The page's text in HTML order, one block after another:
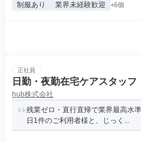
制服あり 業界未経験歓迎 +6個
正社員
日勤・夜勤在宅ケアスタッフ
hub株式会社
残業ゼロ・直行直帰で業界最高水
日1件のご利用者様と、じっく...